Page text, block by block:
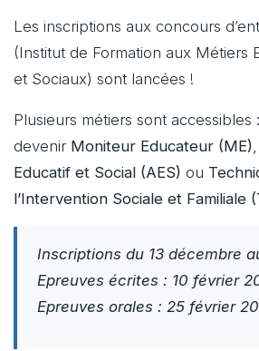
Les inscriptions aux concours
(Institut de Formation aux Métiers
et Sociaux) sont lancées !
Plusieurs métiers sont accessibles
devenir Moniteur Educateur (ME),
Educatif et Social (AES) ou
l’Intervention Sociale et Familiale
Inscriptions du 13 décembre
Epreuves écrites : 10 février
Epreuves orales : 25 février